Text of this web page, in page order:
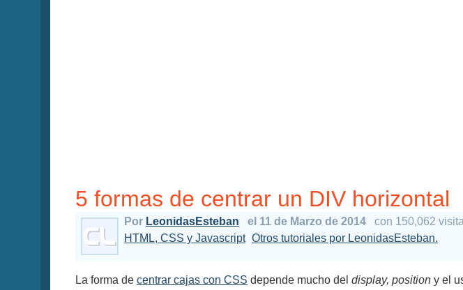
5 formas de centrar un DIV horizontal
Por LeonidasEsteban el 11 de Marzo de 2014
con 150,062
HTML, CSS y Javascript Otros tutoriales por LeonidasEsteban.
La forma de centrar cajas con CSS depende mucho del display, position y el